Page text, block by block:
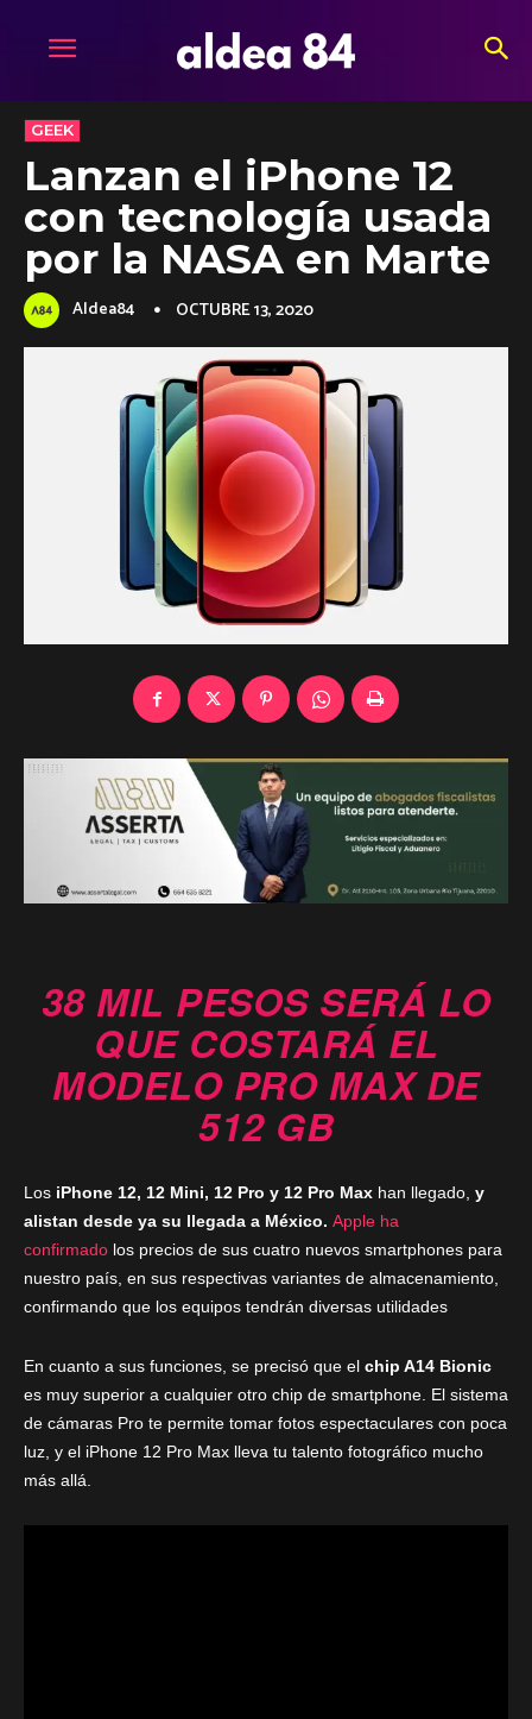
GEEK
Lanzan el iPhone 12
con tecnología usada
por la NASA en Marte
Aldea84 OCTUBRE 13, 2020
38 MIL PESOS SERÁ LO
QUE COSTARÁ EL
MODELO PRO MAX DE
512 GB
Los iPhone 12, 12 Mini, 12 Pro y 12 Pro Max han llegado, y
alistan desde ya su llegada a México. Apple ha
confirmado los precios de sus cuatro nuevos smartphones para
nuestro país, en sus respectivas variantes de almacenamiento,
confirmando que los equipos tendrán diversas utilidades
En cuanto a sus funciones, se precisó que el chip A14 Bionic
es muy superior a cualquier otro chip de smartphone. El sistema
de cámaras Pro te permite tomar fotos espectaculares con poca
luz, y el iPhone 12 Pro Max lleva tu talento fotográfico mucho
más allá.